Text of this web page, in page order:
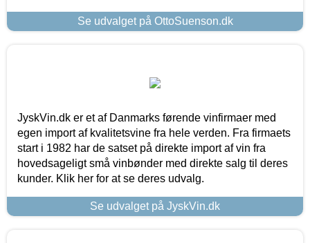
Se udvalget på OttoSuenson.dk
JyskVin.dk er et af Danmarks førende vinfirmaer med
egen import af kvalitetsvine fra hele verden. Fra firmaets
start i 1982 har de satset på direkte import af vin fra
hovedsageligt små vinbønder med direkte salg til deres
kunder. Klik her for at se deres udvalg.
Se udvalget på JyskVin.dk